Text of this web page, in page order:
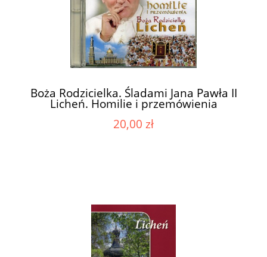
Boża Rodzicielka. Śladami Jana Pawła II
Licheń. Homilie i przemówienia
20,00 zł